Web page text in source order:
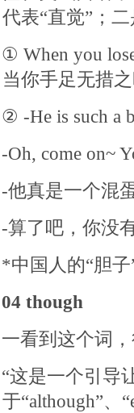
代表“直觉”；二
① When you
当你手足无措
② -He is such a
-Oh, come on~
-他真是一个混
-算了吧，你没
*中国人的“胆
04 though
一看到这个词
“这是一个引导
于“although”、